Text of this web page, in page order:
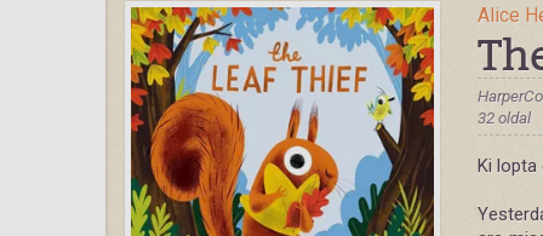
Alice
32 oldal
Ki lopta